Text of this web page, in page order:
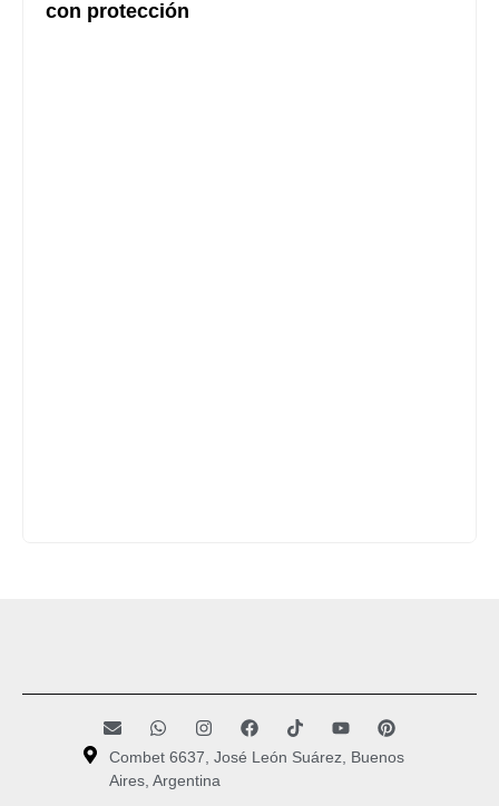
con protección
Combet 6637, José León Suárez, Buenos
Aires, Argentina